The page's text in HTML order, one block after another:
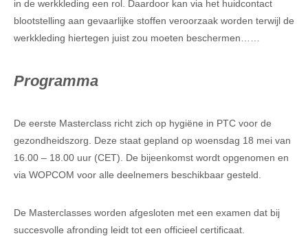
in de werkkleding een rol. Daardoor kan via het huidcontact
blootstelling aan gevaarlijke stoffen veroorzaak worden terwijl de
werkkleding hiertegen juist zou moeten beschermen……
Programma
De eerste Masterclass richt zich op hygiëne in PTC voor de
gezondheidszorg. Deze staat gepland op woensdag 18 mei van
16.00 – 18.00 uur (CET). De bijeenkomst wordt opgenomen en
via WOPCOM voor alle deelnemers beschikbaar gesteld.
De Masterclasses worden afgesloten met een examen dat bij
succesvolle afronding leidt tot een officieel certificaat.